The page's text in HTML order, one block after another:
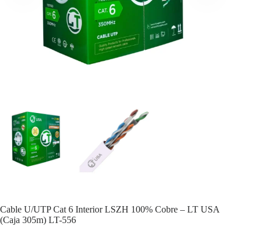
Cable U/UTP Cat 6 Interior LSZH 100% Cobre – LT USA
(Caja 305m) LT-556